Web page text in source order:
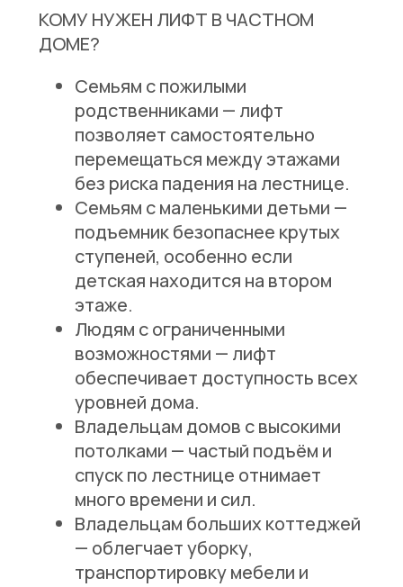
КОМУ НУЖЕН ЛИФТ В ЧАСТНОМ
ДОМЕ?
Семьям с пожилыми
родственниками — лифт
позволяет самостоятельно
перемещаться между этажами
без риска падения на лестнице.
Семьям с маленькими детьми —
подъемник безопаснее крутых
ступеней, особенно если
детская находится на втором
этаже.
Людям с ограниченными
возможностями — лифт
обеспечивает доступность всех
уровней дома.
Владельцам домов с высокими
потолками — частый подъём и
спуск по лестнице отнимает
много времени и сил.
Владельцам больших коттеджей
— облегчает уборку,
транспортировку мебели и